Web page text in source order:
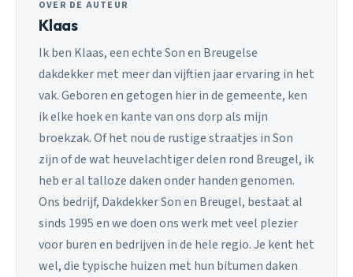
OVER DE AUTEUR
Klaas
Ik ben Klaas, een echte Son en Breugelse
dakdekker met meer dan vijftien jaar ervaring in het
vak. Geboren en getogen hier in de gemeente, ken
ik elke hoek en kante van ons dorp als mijn
broekzak. Of het nou de rustige straatjes in Son
zijn of de wat heuvelachtiger delen rond Breugel, ik
heb er al talloze daken onder handen genomen.
Ons bedrijf, Dakdekker Son en Breugel, bestaat al
sinds 1995 en we doen ons werk met veel plezier
voor buren en bedrijven in de hele regio. Je kent het
wel, die typische huizen met hun bitumen daken